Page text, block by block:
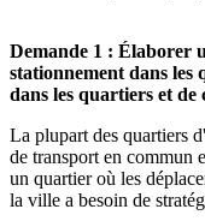
Demande 1 : Élaborer
stationnement dans
dans les quartiers et de
La plupart des quartiers
de transport en commun
un quartier où les
la ville a besoin de